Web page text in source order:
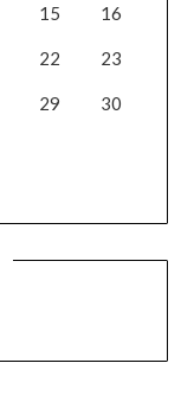
15 16
22 23
29 30